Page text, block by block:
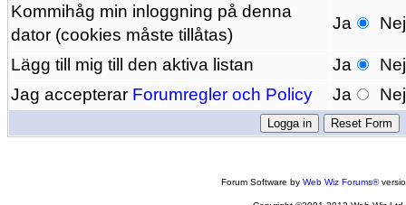
Kommihåg min inloggning på denna
dator (cookies måste tillåtas)
Ja Nej
Lägg till mig till den aktiva listan Ja
Nej
Jag accepterar Forumregler och Policy Ja Nej
Forum Software byWeb Wiz Forums®